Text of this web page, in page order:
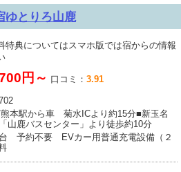
とりろ山鹿
特典についてはスマホ版では宿からの情報
円～ 口コミ： 3.91
本駅から車 菊水ICより約15分■新玉名
鹿バスセンター」より徒歩約10分
予約不要 EVカー用普通充電設備（２